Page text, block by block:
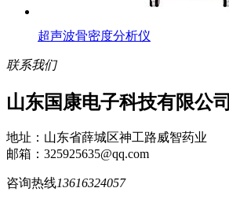
超声波骨密度分析仪
联系我们
山东国康电子科技有限公司
地址：山东省薛城区神工路威智药业
邮箱：325925635@qq.com
咨询热线13616324057